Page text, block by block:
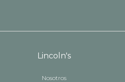
Lincoln's
Nosotros